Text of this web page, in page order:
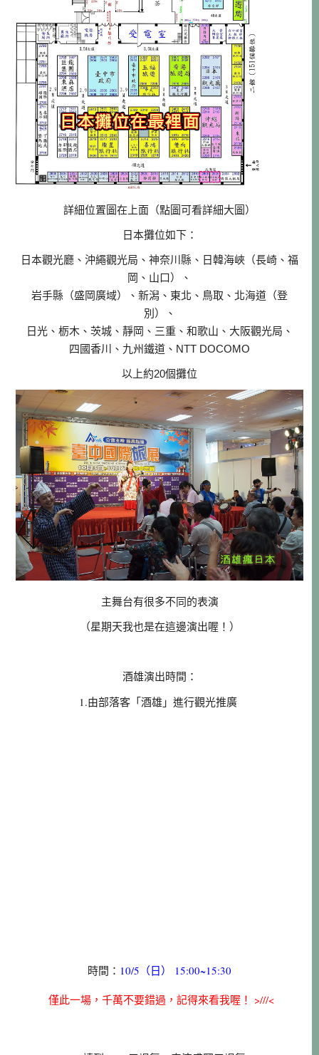
詳細位置圖在上面（點圖可看詳細大圖）
日本攤位如下：
日本觀光廳、沖繩觀光局、神奈川縣、日韓海峽（長崎、福
岡、山口）、
岩手縣（盛岡廣域）、新潟、東北、鳥取、北海道（登
別）、
日光、栃木、茨城、靜岡、三重、和歌山、大阪觀光局、
四國香川、九州鐵道、NTT DOCOMO
以上約20個攤位
主舞台有很多不同的表演
（星期天我也是在這邊演出喔！）
酒雄演出時間：
1.由部落客「酒雄」進行觀光推廣
時間： 10/5（日） 15:00~15:30
僅此一場，千萬不要錯過，記得來看我喔！ >///<